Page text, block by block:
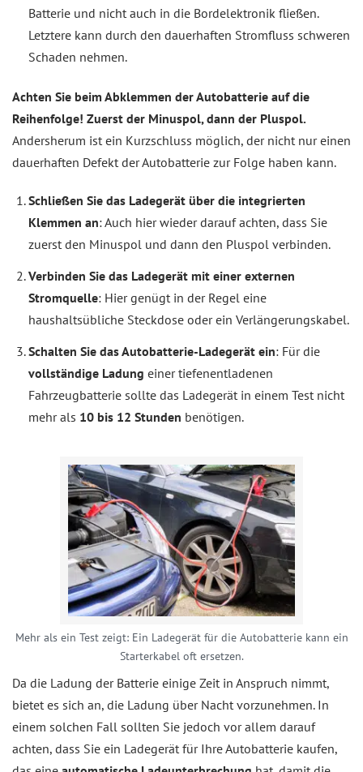
Batterie und nicht auch in die Bordelektronik fließen.
Letztere kann durch den dauerhaften Stromfluss schweren
Schaden nehmen.
Achten Sie beim Abklemmen der Autobatterie auf die
Reihenfolge! Zuerst der Minuspol, dann der Pluspol.
Andersherum ist ein Kurzschluss möglich, der nicht nur einen
dauerhaften Defekt der Autobatterie zur Folge haben kann.
Schließen Sie das Ladegerät über die integrierten
Klemmen an: Auch hier wieder darauf achten, dass Sie
zuerst den Minuspol und dann den Pluspol verbinden.
Verbinden Sie das Ladegerät mit einer externen
Stromquelle: Hier genügt in der Regel eine
haushaltsübliche Steckdose oder ein Verlängerungskabel.
Schalten Sie das Autobatterie-Ladegerät ein: Für die
vollständige Ladung einer tiefenentladenen
Fahrzeugbatterie sollte das Ladegerät in einem Test nicht
mehr als 10 bis 12 Stunden benötigen.
Mehr als ein Test zeigt: Ein Ladegerät für die Autobatterie kann ein
Starterkabel oft ersetzen.
Da die Ladung der Batterie einige Zeit in Anspruch nimmt,
bietet es sich an, die Ladung über Nacht vorzunehmen. In
einem solchen Fall sollten Sie jedoch vor allem darauf
achten, dass Sie ein Ladegerät für Ihre Autobatterie kaufen,